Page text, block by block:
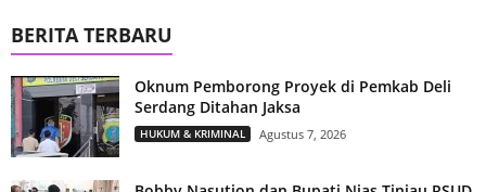
BERITA TERBARU
Oknum Pemborong Proyek di Pemkab Deli
Serdang Ditahan Jaksa
HUKUM & KRIMINAL Agustus 7, 2026